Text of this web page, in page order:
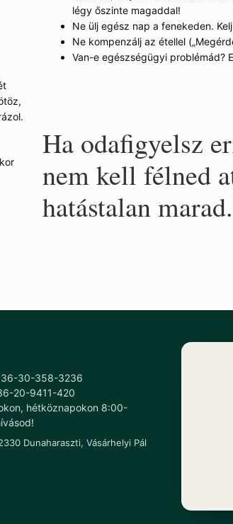
légy őszinte magaddal!
Ne ülj egész nap a fenekeden.
Ne kompenzálj az étellel
Van-e egészségügyi problémád?
Ha odafigyelsz
nem kell félned
hatástalan marad.
30-358-3236
20-9411-420
hétköznapokon 8:00-
Dunaharaszti, Vásárhelyi Pál